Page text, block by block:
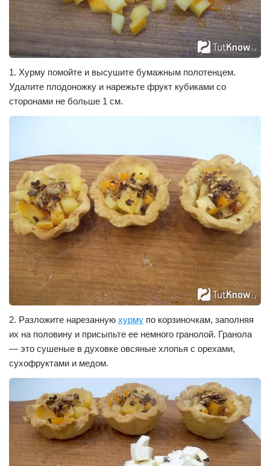
1. Хурму помойте и высушите бумажным полотенцем.
Удалите плодоножку и нарежьте фрукт кубиками со
сторонами не больше 1 см.
2. Разложите нарезанную хурму по корзиночкам, заполняя
их на половину и присыпьте ее немного гранолой. Гранола
— это сушеные в духовке овсяные хлопья с орехами,
сухофруктами и медом.